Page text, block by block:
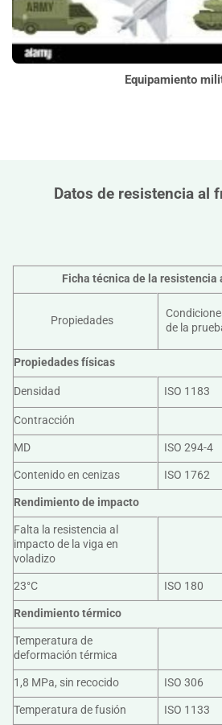
Equipamiento
Datos de resistencia al
Ficha técnica de la resistencia
Propiedades
de la
Propiedades físicas
Densidad ISO 1183
Contracción
MD
ISO 294-4
Contenido en cenizas
ISO 1762
Rendimiento de impacto
Falta la resistencia al
impacto de la viga en
voladizo
23°C ISO 180
Rendimiento térmico
Temperatura de
deformación térmica
1,8 MPa, sin recocido
ISO 306
Temperatura de fusión
ISO 1133